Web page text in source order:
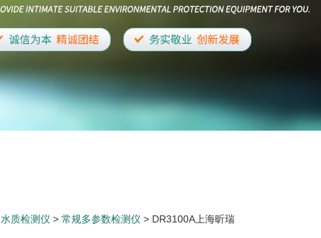
水质检测仪 > 常规多参数检测仪 > DR3100A上海昕瑞